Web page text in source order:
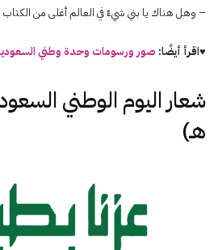
– وهل هناك يا بني شيءٌ في العالم أغلى من
♥اقرأ أيضًا: صور ورسومات وحدة وطني
هـ)